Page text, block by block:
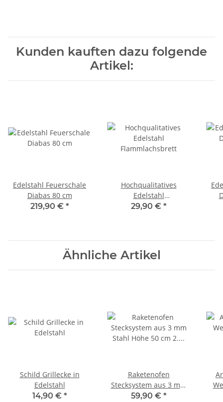
Kunden kauften dazu folgende
Artikel:
Edelstahl Feuerschale
Diabas 80 cm
219,90 € *
Hochqualitatives
Edelstahl
Flammlachsbrett
29,90 € *
Ähnliche Artikel
Schild Grillecke in
Edelstahl
14,90 € *
Raketenofen
Stecksystem aus 3 mm
Stahl Höhe 50 cm 2.
59,90 € *